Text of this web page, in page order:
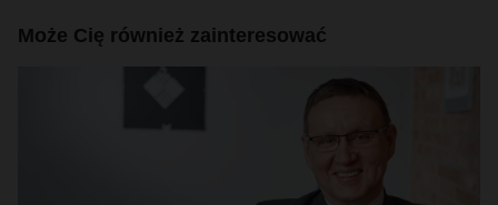
Może Cię również zainteresować